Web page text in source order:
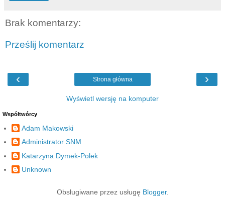
Brak komentarzy:
Prześlij komentarz
‹ ›
Strona główna
Wyświetl wersję na komputer
Współtwórcy
Adam Makowski
Administrator SNM
Katarzyna Dymek-Polek
Unknown
Obsługiwane przez usługę Blogger.